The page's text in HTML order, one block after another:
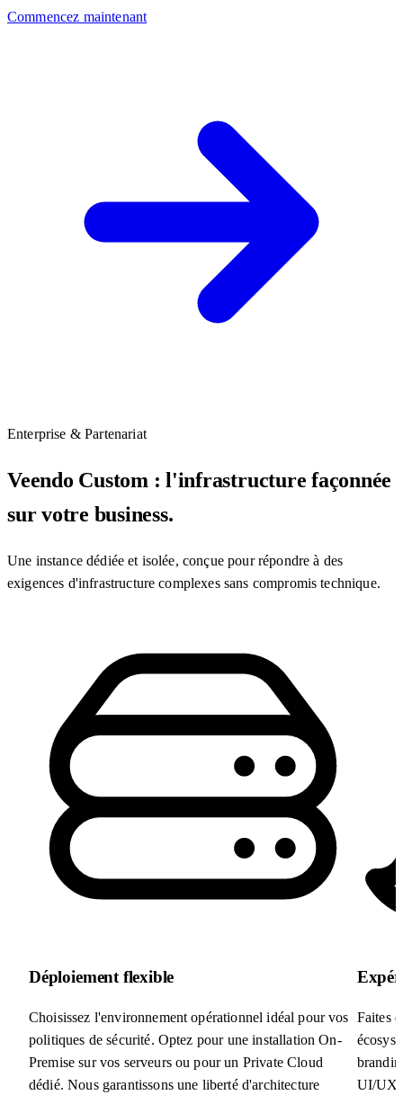
Commencez maintenant
Enterprise & Partenariat
Veendo Custom : l'infrastructure façonnée
sur votre business.
Une instance dédiée et isolée, conçue pour répondre à des
exigences d'infrastructure complexes sans compromis technique.
Déploiement flexible
Choisissez l'environnement opérationnel idéal pour vos
politiques de sécurité. Optez pour une installation On-
Premise sur vos serveurs ou pour un Private Cloud
dédié. Nous garantissons une liberté d'architecture
Faites
UI/UX